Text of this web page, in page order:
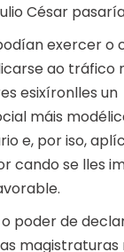
César
exercer o
ao tráfico
esixíronlles un
máis
e, por iso,
cando se lles
poder de
magistraturas